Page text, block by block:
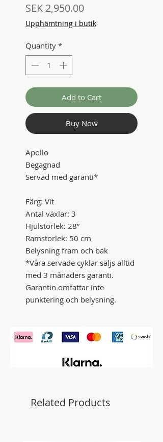
SEK 2,950.00Price
Upphämtning i butik
Quantity *
Add to Cart
Buy Now
Apollo
Begagnad
Servad med garanti*
Färg: Vit
Antal växlar: 3
Hjulstorlek: 28”
Ramstorlek: 50 cm
Belysning fram och bak
*Våra servade cyklar säljs alltid
med 3 månaders garanti.
Garantin omfattar inte
punktering och belysning.
Related Products